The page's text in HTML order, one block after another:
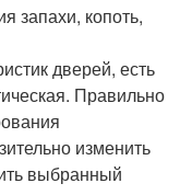
запахи, копоть,
дверей, есть
Правильно
изменить
выбранный